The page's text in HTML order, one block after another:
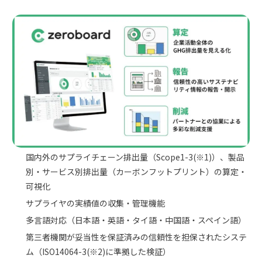
国内外のサプライチェーン排出量（Scope1-3(※1)）、製品
別・サービス別排出量（カーボンフットプリント）の算定・
可視化
サプライヤの実績値の収集・管理機能
多言語対応（日本語・英語・タイ語・中国語・スペイン語）
第三者機関が妥当性を保証済みの信頼性を担保されたシステ
ム（ISO14064-3(※2)に準拠した検証）